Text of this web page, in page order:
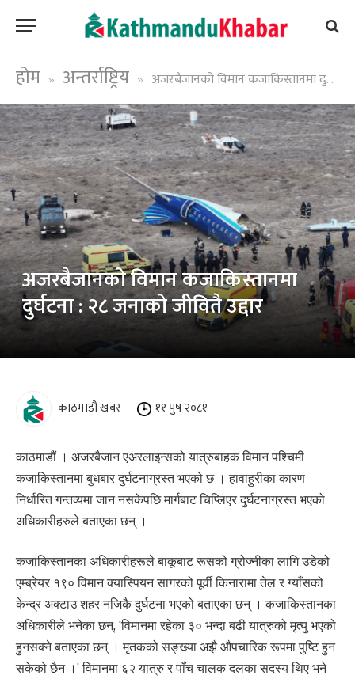
होम » अन्तर्राष्ट्रिय » अजरबैजानको विमान कजाकिस्तानमा दुर्घटना : २८ जनाको जीवितै उद्दार
अजरबैजानको विमान कजाकिस्तानमा
दुर्घटना : २८ जनाको जीवितै उद्दार
काठमाडौं खबर ११ पुष २०८१
काठमाडौं । अजरबैजान एअरलाइन्सको यात्रुबाहक विमान पश्चिमी
कजाकिस्तानमा बुधबार दुर्घटनाग्रस्त भएको छ । हावाहुरीका कारण
निर्धारित गन्तव्यमा जान नसकेपछि मार्गबाट चिप्लिएर दुर्घटनाग्रस्त भएको
अधिकारीहरुले बताएका छन् ।
कजाकिस्तानका अधिकारीहरूले बाकूबाट रूसको ग्रोज्नीका लागि उडेको
एम्ब्रेयर १९० विमान क्यास्पियन सागरको पूर्वी किनारामा तेल र ग्याँसको
केन्द्र अक्टाउ शहर नजिकै दुर्घटना भएको बताएका छन् । कजाकिस्तानका
अधिकारीले भनेका छन्, ‘विमानमा रहेका ३० भन्दा बढी यात्रुको मृत्यु भएको
हुनसक्ने बताएका छन् । मृतकको सङ्ख्या अझै औपचारिक रूपमा पुष्टि हुन
सकेको छैन ।’ विमानमा ६२ यात्रु र पाँच चालक दलका सदस्य थिए भने